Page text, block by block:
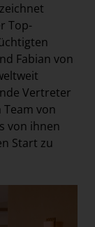
Top-
Fabian von
Vertreter
von
von ihnen
Start zu